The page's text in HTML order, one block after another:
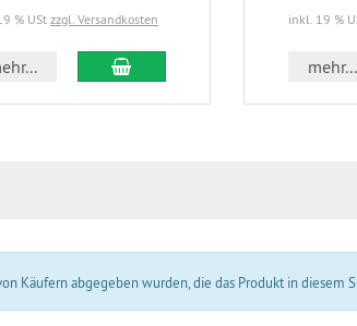
% UStzzgl. Versandkosten
In den Warenkorb
inkl. 19 %
mehr...
Käufern abgegeben wurden, die das Produkt in diesem